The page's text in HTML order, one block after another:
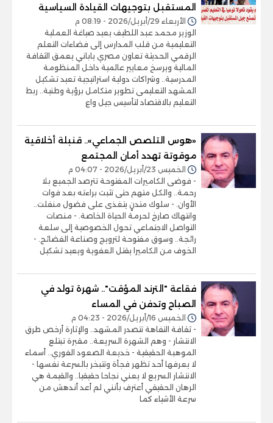
المستقبل بتوجيهات القيادة السياسية
الأربعاء 29/أبريل/2026 - 08:19 م
الوزير محمد عبد اللطيف يعيد صياغة العملية
التعليمية من قلب المدارس إلى فضاءات التعلم
الرقمي الحديثة تعاون مصري ياباني يعمق الثقافة
المالية ويرسخ معايير عالمية داخل المنظومة
المدرسية.. وشراكات دولية استراتيجية تعيد تشكيل
المشهد التعليمى تطوير متكامل برؤية وطنية.. ربط
التعليم بالاقتصاد لتأسيس جيل واع
«هوس التلصص الجماعي».. قنبلة أخلاقية
موقوتة تهدد أمان المجتمع
الخميس 23/أبريل/2026 - 04:07 م
- فوضى الكاميرات المفتوحة تترصد الجميع بلا
رحمة.. والكل متهم حتى تثبت براءته بعد فوات
الأوان. - سلوك متدنٍ يتغذى على فضول منفلت..
وانتهاك صارخ لحرمة الحياة الخاصة. - منصات
التواصل الاجتماعي تحول الخصوصية إلى سلعة
رائجة.. وسوق مفتوحة لترويج وصناعة الفضائح. -
الخوف من الكاميرا يقتل العفوية ويعيد تشكيل
فقاعة "الترند المؤقت".. شهرة تولد في
الصباح وتدفن في المساء
الخميس 16/أبريل/2026 - 04:23 م
- ثقافة التفاهة تتصدر المشهد.. والإثارة أرخص طرق
الانتشار - وهم الشهرة السريعة.. مقبرة تبتلع
الموهبة الحقيقية - خديعة الصعود الفوري.. أسماء
لا يعرفها أحد تظهر فجأة وتتبخر بالسرعة نفسها -
الانتشار السريع لا يعني نجاحا حقيقيا.. والقيمة هي
الرهان الحقيقي أعترف بأنني لم أعد أندهش من
سرعة الأشياء كما